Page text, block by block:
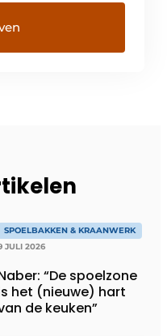
SPOELBAKKEN & KRAANWERK
JULI 2026
“De spoelzone
het (nieuwe) hart
de keuken”